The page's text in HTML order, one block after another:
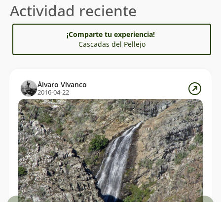
Actividad reciente
¡Comparte tu experiencia!
Cascadas del Pellejo
Álvaro Vivanco
2016-04-22